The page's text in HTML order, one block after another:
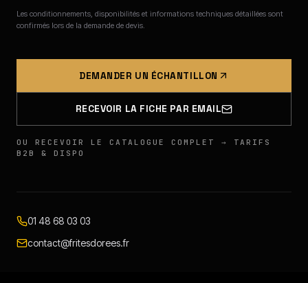
Les conditionnements, disponibilités et informations techniques détaillées sont
confirmés lors de la demande de devis.
DEMANDER UN ÉCHANTILLON
RECEVOIR LA FICHE PAR EMAIL
OU RECEVOIR LE CATALOGUE COMPLET → TARIFS
B2B & DISPO
01 48 68 03 03
contact@fritesdorees.fr